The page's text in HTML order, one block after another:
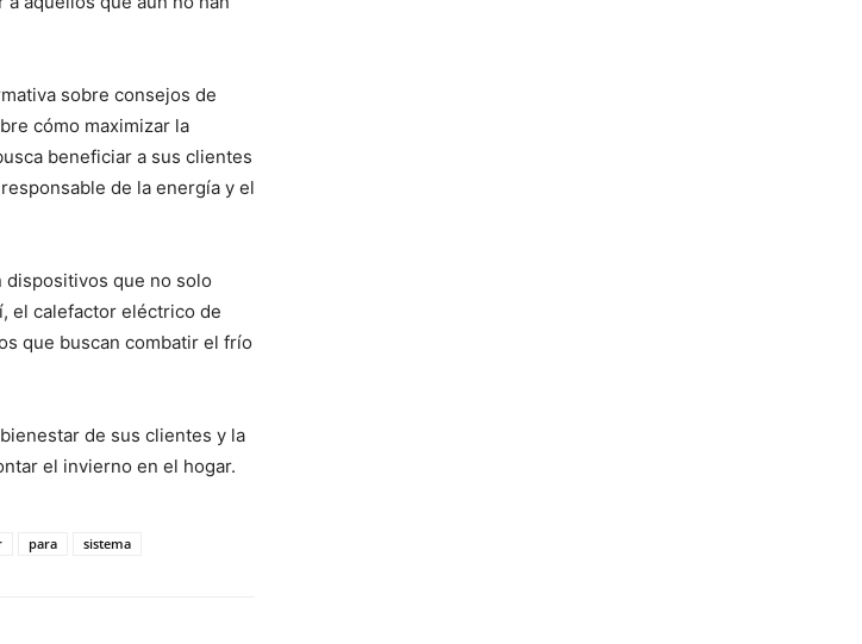
sobre consejos de
cómo maximizar la
beneficiar a sus clientes
de la energía y el
dispositivos que no solo
el calefactor eléctrico de
que buscan combatir el frío
de sus clientes y la
el invierno en el hogar.
para sistema